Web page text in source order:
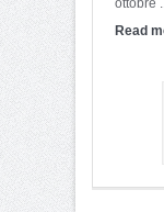
Read